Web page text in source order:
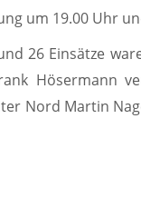
um 19.00 Uhr
26 Einsätze
Hösermann
Nord Martin